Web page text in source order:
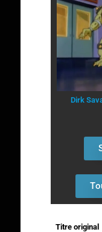
Dirk
Titre original